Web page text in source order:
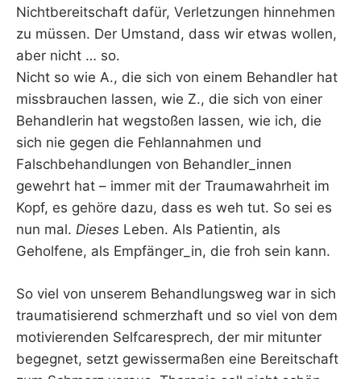
Nichtbereitschaft dafür, Verletzungen hinnehmen
zu müssen. Der Umstand, dass wir etwas wollen,
aber nicht … so.
Nicht so wie A., die sich von einem Behandler hat
missbrauchen lassen, wie Z., die sich von einer
Behandlerin hat wegstoßen lassen, wie ich, die
sich nie gegen die Fehlannahmen und
Falschbehandlungen von Behandler_innen
gewehrt hat – immer mit der Traumawahrheit im
Kopf, es gehöre dazu, dass es weh tut. So sei es
nun mal. Dieses Leben. Als Patientin, als
Geholfene, als Empfänger_in, die froh sein kann.
So viel von unserem Behandlungsweg war in sich
traumatisierend schmerzhaft und so viel von dem
motivierenden Selfcaresprech, der mir mitunter
begegnet, setzt gewissermaßen eine Bereitschaft